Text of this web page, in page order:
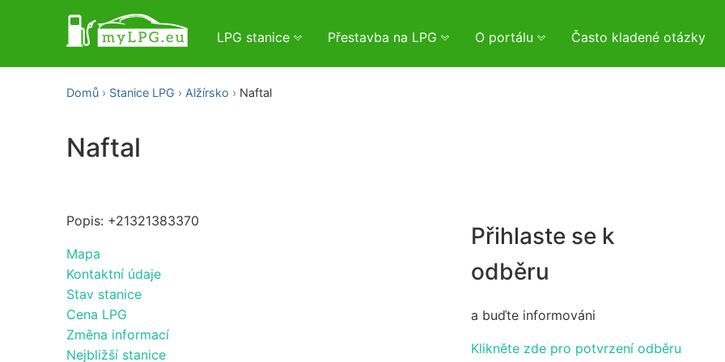
LPG stanice Přestavba na LPG O portálu Často kladené otázky
Domů Stanice LPG Alžírsko Naftal
Naftal
Popis: +21321383370
Mapa
Kontaktní údaje
Stav stanice
Cena LPG
Změna informací
Nejbližší stanice
Přihlaste se k
odběru
a buďte informováni
Klikněte zde pro potvrzení odběru